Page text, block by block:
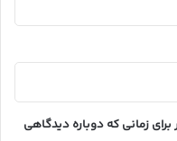
زمانی که دوباره دیدگاهی